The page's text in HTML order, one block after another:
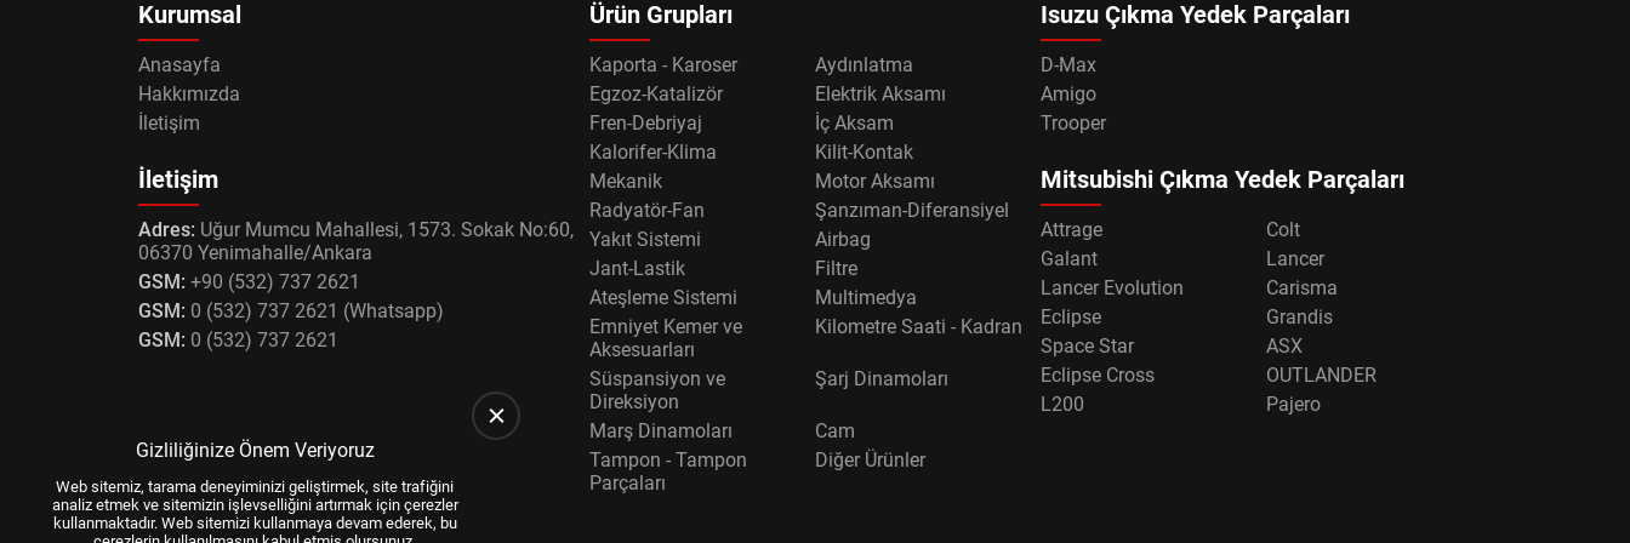
Kurumsal
Anasayfa
Hakkımızda
İletişim
İletişim
Adres: Uğur Mumcu Mahallesi, 1573. Sokak No:60,
06370 Yenimahalle/Ankara
GSM: +90 (532) 737 2621
GSM: 0 (532) 737 2621 (Whatsapp)
GSM: 0 (532) 737 2621
Ürün Grupları
Kaporta - Karoser
Aydınlatma
Egzoz-Katalizör
Elektrik Aksamı
Fren-Debriyaj
İç Aksam
Kalorifer-Klima
Kilit-Kontak
Mekanik
Motor Aksamı
Radyatör-Fan
Şanzıman-Diferansiyel
Yakıt Sistemi
Airbag
Jant-Lastik
Filtre
Ateşleme Sistemi
Multimedya
Emniyet Kemer ve
Aksesuarları
Kilometre Saati - Kadran
Süspansiyon ve
Direksiyon
Şarj Dinamoları
Marş Dinamoları
Cam
Tampon - Tampon
Parçaları
Diğer Ürünler
Isuzu Çıkma Yedek Parçaları
D-Max
Amigo
Trooper
Mitsubishi Çıkma Yedek Parçaları
Attrage
Colt
Galant
Lancer
Lancer Evolution
Carisma
Eclipse
Grandis
Space Star
ASX
Eclipse Cross
OUTLANDER
L200
Pajero
Gizliliğinize Önem Veriyoruz
Web sitemiz, tarama deneyiminizi geliştirmek, site trafiğini
analiz etmek ve sitemizin işlevselliğini artırmak için çerezler
kullanmaktadır. Web sitemizi kullanmaya devam ederek, bu